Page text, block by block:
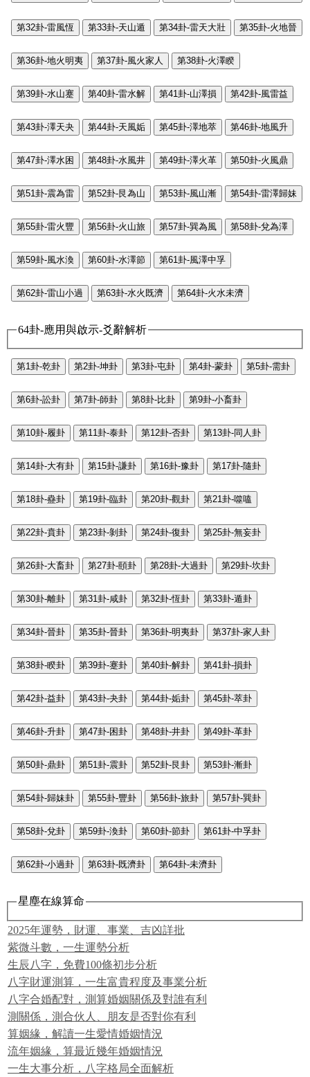
第32卦-雷風恆 第33卦-天山遁 第34卦-雷天大壯 第35卦-火地晉
第36卦-地火明夷 第37卦-風火家人 第38卦-火澤睽
第39卦-水山蹇 第40卦-雷水解 第41卦-山澤損 第42卦-風雷益
第43卦-澤天夬 第44卦-天風姤 第45卦-澤地萃 第46卦-地風升
第47卦-澤水困 第48卦-水風井 第49卦-澤火革 第50卦-火風鼎
第51卦-震為雷 第52卦-艮為山 第53卦-風山漸 第54卦-雷澤歸妹
第55卦-雷火豐 第56卦-火山旅 第57卦-巽為風 第58卦-兌為澤
第59卦-風水渙 第60卦-水澤節 第61卦-風澤中孚
第62卦-雷山小過 第63卦-水火既濟 第64卦-火水未濟
64卦-應用與啟示-爻辭解析
第1卦-乾卦 第2卦-坤卦 第3卦-屯卦 第4卦-蒙卦 第5卦-需卦
第6卦-訟卦 第7卦-師卦 第8卦-比卦 第9卦-小畜卦
第10卦-履卦 第11卦-泰卦 第12卦-否卦 第13卦-同人卦
第14卦-大有卦 第15卦-謙卦 第16卦-豫卦 第17卦-隨卦
第18卦-蠱卦 第19卦-臨卦 第20卦-觀卦 第21卦-噬嗑
第22卦-賁卦 第23卦-剝卦 第24卦-復卦 第25卦-無妄卦
第26卦-大畜卦 第27卦-頤卦 第28卦-大過卦 第29卦-坎卦
第30卦-離卦 第31卦-咸卦 第32卦-恆卦 第33卦-遁卦
第34卦-晉卦 第35卦-晉卦 第36卦-明夷卦 第37卦-家人卦
第38卦-睽卦 第39卦-蹇卦 第40卦-解卦 第41卦-損卦
第42卦-益卦 第43卦-夬卦 第44卦-姤卦 第45卦-萃卦
第46卦-升卦 第47卦-困卦 第48卦-井卦 第49卦-革卦
第50卦-鼎卦 第51卦-震卦 第52卦-艮卦 第53卦-漸卦
第54卦-歸妹卦 第55卦-豐卦 第56卦-旅卦 第57卦-巽卦
第58卦-兌卦 第59卦-渙卦 第60卦-節卦 第61卦-中孚卦
第62卦-小過卦 第63卦-既濟卦 第64卦-未濟卦
星塵在線算命
2025年運勢，財運、事業、吉凶詳批
紫微斗數，一生運勢分析
生辰八字，免費100條初步分析
八字財運測算，一生富貴程度及事業分析
八字合婚配對，測算婚姻關係及對誰有利
測關係，測合伙人、朋友是否對你有利
算姻緣，解讀一生愛情婚姻情況
流年姻緣，算最近幾年婚姻情況
一生大事分析，八字格局全面解析